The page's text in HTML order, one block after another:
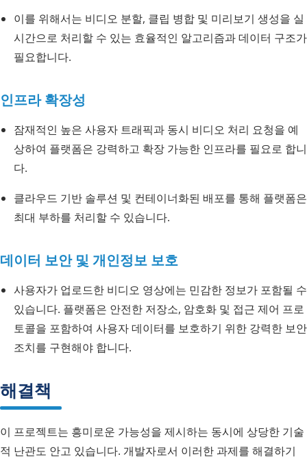
이를 위해서는 비디오 분할, 클립 병합 및 미리보기 생성을 실
시간으로 처리할 수 있는 효율적인 알고리즘과 데이터 구조가
필요합니다.
인프라 확장성
잠재적인 높은 사용자 트래픽과 동시 비디오 처리 요청을 예
상하여 플랫폼은 강력하고 확장 가능한 인프라를 필요로 합니
다.
클라우드 기반 솔루션 및 컨테이너화된 배포를 통해 플랫폼은
최대 부하를 처리할 수 있습니다.
데이터 보안 및 개인정보 보호
사용자가 업로드한 비디오 영상에는 민감한 정보가 포함될 수
있습니다. 플랫폼은 안전한 저장소, 암호화 및 접근 제어 프로
토콜을 포함하여 사용자 데이터를 보호하기 위한 강력한 보안
조치를 구현해야 합니다.
해결책
이 프로젝트는 흥미로운 가능성을 제시하는 동시에 상당한 기술
적 난관도 안고 있습니다. 개발자로서 이러한 과제를 해결하기